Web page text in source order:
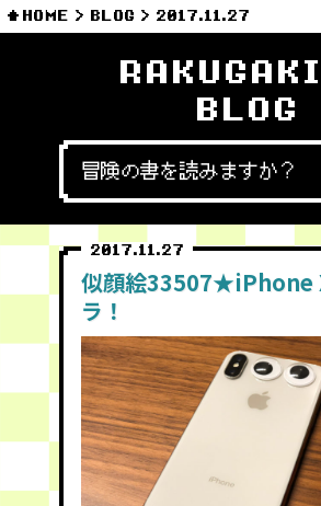
HOME BLOG 2017.11.27
BLOG
冒険の書を読みますか？
2017.11.27
似顔絵33507★iPhone
ラ！